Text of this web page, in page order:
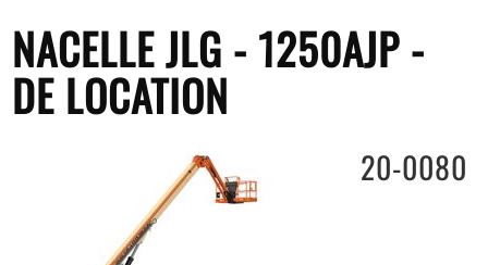
NACELLE JLG - 1250AJP -
DE LOCATION
20-0080